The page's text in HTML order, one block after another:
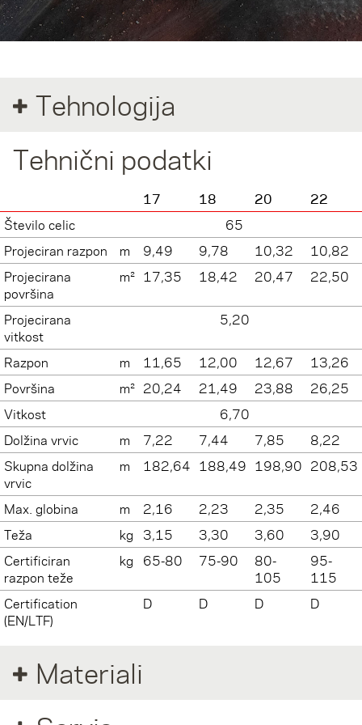
Tehnologija
Tehnični podatki
17 18 20
22
Število celic
65
Projeciran razpon
m 9,49 9,78 10,32
10,82
Projecirana
površina
m² 17,35 18,42 20,47 22,50
Projecirana
vitkost
5,20
Razpon m 11,65 12,00 12,67
13,26
Površina
m² 20,24 21,49 23,88
26,25
Vitkost
6,70
Dolžina vrvic
m 7,22 7,44 7,85
8,22
Skupna dolžina
vrvic
m 182,64 188,49 198,90 208,53
Max. globina m 2,16 2,23 2,35
2,46
Teža
kg 3,15 3,30 3,60
3,90
Certificiran
razpon teže
kg 65-80 75-90
80-
105
95-
115
Certification
(EN/LTF)
D D D D
Materiali